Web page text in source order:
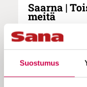
Suostumus
Saarna |
meitä
”Toisten
ja lopussa,